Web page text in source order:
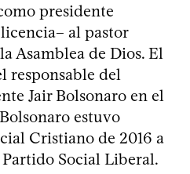
presidente
al pastor
Asamblea de Dios. El
responsable del
Jair Bolsonaro en el
estuvo
Cristiano de 2016 a
Partido Social Liberal.